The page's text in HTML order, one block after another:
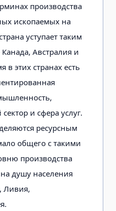
производства
ископаемых на
уступает таким
Австралия и
в этих странах есть
и сфера услуг.
ресурсным
общего с такими
производства
душу населения
Ливия,